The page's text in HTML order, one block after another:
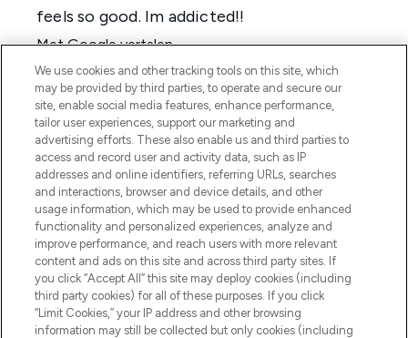
We use cookies and other tracking tools on this site, which
may be provided by third parties, to operate and secure our
site, enable social media features, enhance performance,
tailor user experiences, support our marketing and
advertising efforts. These also enable us and third parties to
access and record user and activity data, such as IP
addresses and online identifiers, referring URLs, searches
and interactions, browser and device details, and other
usage information, which may be used to provide enhanced
functionality and personalized experiences, analyze and
improve performance, and reach users with more relevant
content and ads on this site and across third party sites. If
you click “Accept All” this site may deploy cookies (including
third party cookies) for all of these purposes. If you click
“Limit Cookies,” your IP address and other browsing
information may still be collected but only cookies (including